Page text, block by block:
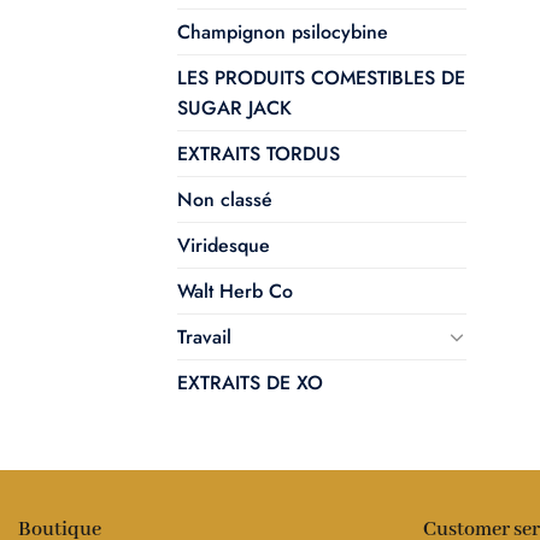
Champignon psilocybine
LES PRODUITS COMESTIBLES DE
SUGAR JACK
EXTRAITS TORDUS
Non classé
Viridesque
Walt Herb Co
Travail
EXTRAITS DE XO
Boutique Customer